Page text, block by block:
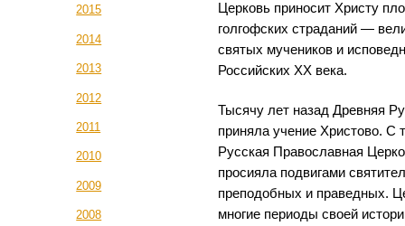
2015
2014
2013
2012
2011
2010
2009
2008
Церковь приносит Христу
голгофских страданий —
святых мучеников и
Российских XX века.
Тысячу лет назад Древняя
приняла учение Христово. С
Русская Православная
просияла подвигами
преподобных и праведных.
многие периоды своей